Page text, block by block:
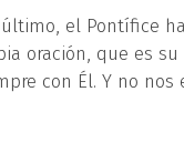
último, el Pontífice
oración, que es
con Él. Y no nos